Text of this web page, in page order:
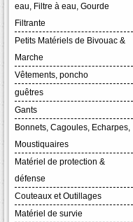
eau, Filtre à eau, Gourde
Filtrante
Petits Matériels de Bivouac &
Marche
Vêtements, poncho
guêtres
Gants
Bonnets, Cagoules, Echarpes,
Moustiquaires
Matériel de protection &
défense
Couteaux et Outillages
Matériel de survie